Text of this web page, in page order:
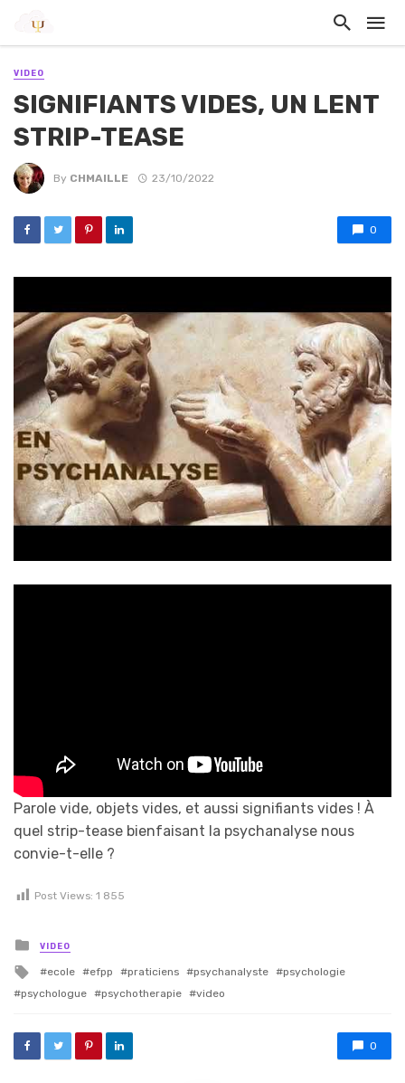
VIDEO
SIGNIFIANTS VIDES, UN LENT
STRIP-TEASE
By CHMAILLE 23/10/2022
0
Parole vide, objets vides, et aussi signifiants vides ! À
quel strip-tease bienfaisant la psychanalyse nous
convie-t-elle ?
Post Views: 1 855
Posted in
VIDEO
Tagged with
ecole efpp praticiens psychanalyste
psychologie
psychologue
psychotherapie video
0